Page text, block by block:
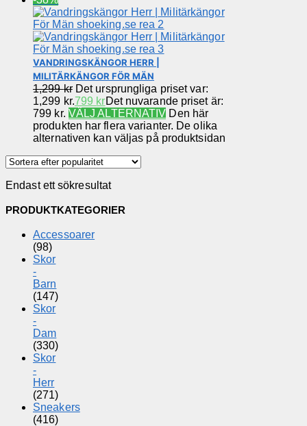
VANDRINGSKÄNGOR HERR |
MILITÄRKÄNGOR FÖR MÄN
1,299kr Det ursprungliga priset var:
1,299 kr.799 krDet nuvarande priset är:
799 kr. VÄLJ ALTERNATIV Den här
produkten har flera varianter. De olika
alternativen kan väljas på produktsidan
Endast ett sökresultat
PRODUKTKATEGORIER
Accessoarer
(98)
Skor
-
Barn
(147)
Skor
-
Dam
(330)
Skor
-
Herr
(271)
Sneakers
(416)